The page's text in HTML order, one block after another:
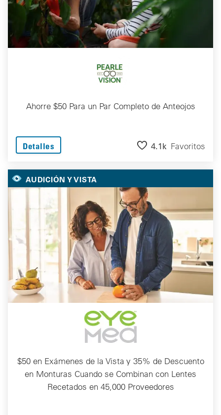
Ahorre $50 Para un Par Completo de Anteojos
Detalles 4.1k Favoritos
AUDICIÓN Y VISTA
$50 en Exámenes de la Vista y 35% de Descuento
en Monturas Cuando se Combinan con Lentes
Recetados en 45,000 Proveedores